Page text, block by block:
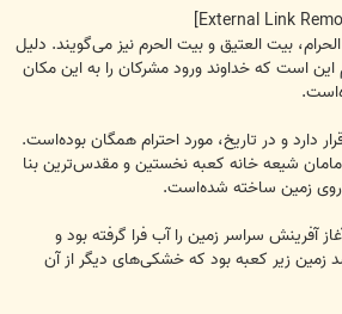
بیت العتیق و بیت الحرم نیز می‌گویند. دلیل
این است که خداوند ورود مشرکان را به این مکان
دارد و در تاریخ، مورد احترام همگان بوده‌است.
امامان شیعه خانه کعبه نخستین و مقدس‌ترین بنا
زمین ساخته شده‌است.
آفرینش سراسر زمین را آب فرا گرفته بود و
زیر کعبه بود که خشکی‌های دیگر از آن